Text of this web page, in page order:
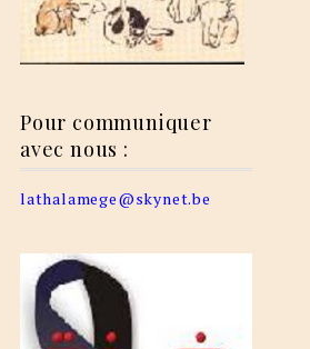
Pour communiquer
avec nous :
lathalamege@skynet.be